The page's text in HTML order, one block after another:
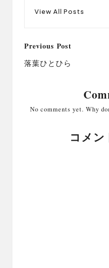
View All Posts
Post
navigation
Previous Post
落葉ひとひら
No comments yet. Why
コメン